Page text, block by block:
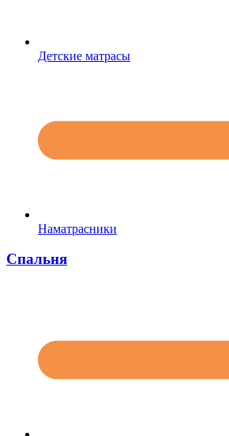
Детские матрасы
Наматрасники
Спальня